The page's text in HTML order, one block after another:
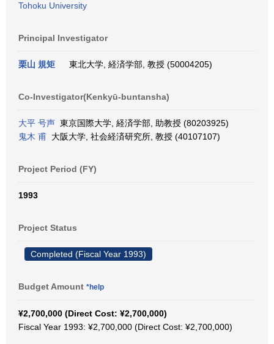
Tohoku University
Principal Investigator
栗山 規矩 東北大学, 経済学部, 教授 (50004205)
Co-Investigator(Kenkyū-buntansha)
大平 号声 東京国際大学, 経済学部, 助教授 (80203925)
鬼木 甫 大阪大学, 社会経済研究所, 教授 (40107107)
Project Period (FY)
1993
Project Status
Completed (Fiscal Year 1993)
Budget Amount *help
¥2,700,000 (Direct Cost: ¥2,700,000)
Fiscal Year 1993: ¥2,700,000 (Direct Cost: ¥2,700,000)